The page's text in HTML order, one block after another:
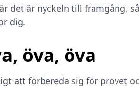
det är nyckeln till framgång,
dig.
öva, öva
att förbereda sig för provet